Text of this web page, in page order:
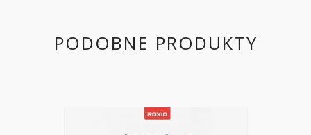
PODOBNE PRODUKTY